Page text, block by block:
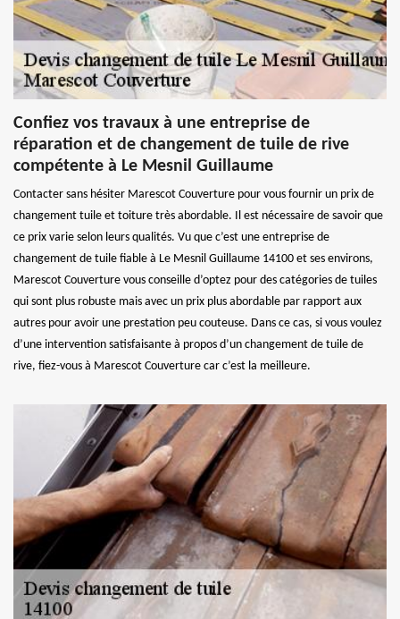
Confiez vos travaux à une entreprise de
réparation et de changement de tuile de rive
compétente à Le Mesnil Guillaume
Contacter sans hésiter Marescot Couverture pour vous fournir un prix de
changement tuile et toiture très abordable. Il est nécessaire de savoir que
ce prix varie selon leurs qualités. Vu que c’est une entreprise de
changement de tuile fiable à Le Mesnil Guillaume 14100 et ses environs,
Marescot Couverture vous conseille d’optez pour des catégories de tuiles
qui sont plus robuste mais avec un prix plus abordable par rapport aux
autres pour avoir une prestation peu couteuse. Dans ce cas, si vous voulez
d’une intervention satisfaisante à propos d’un changement de tuile de
rive, fiez-vous à Marescot Couverture car c’est la meilleure.